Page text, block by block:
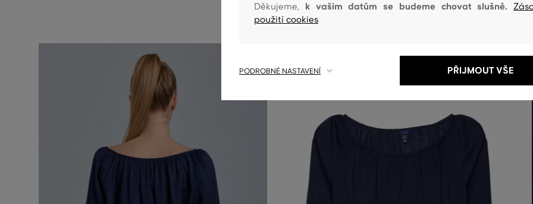
Děkujeme, k vašim datům se budeme chovat slušně.
použití cookies
PODROBNÉ NASTAVENÍ PŘIJMOUT VŠE